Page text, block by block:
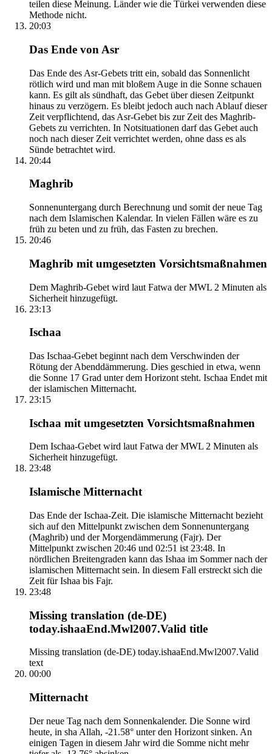
teilen diese Meinung. Länder wie die Türkei verwenden diese
Methode nicht.
20:03
Das Ende von Asr
Das Ende des Asr-Gebets tritt ein, sobald das Sonnenlicht
rötlich wird und man mit bloßem Auge in die Sonne schauen
kann. Es gilt als sündhaft, das Gebet über diesen Zeitpunkt
hinaus zu verzögern. Es bleibt jedoch auch nach Ablauf dieser
Zeit verpflichtend, das Asr-Gebet bis zur Zeit des Maghrib-
Gebets zu verrichten. In Notsituationen darf das Gebet auch
noch nach dieser Zeit verrichtet werden, ohne dass es als
Sünde betrachtet wird.
20:44
Maghrib
Sonnenuntergang durch Berechnung und somit der neue Tag
nach dem Islamischen Kalendar. In vielen Fällen wäre es zu
früh zu beten und zu früh, das Fasten zu brechen.
20:46
Maghrib mit umgesetzten Vorsichtsmaßnahmen
Dem Maghrib-Gebet wird laut Fatwa der MWL 2 Minuten als
Sicherheit hinzugefügt.
23:13
Ischaa
Das Ischaa-Gebet beginnt nach dem Verschwinden der
Rötung der Abenddämmerung. Dies geschied in etwa, wenn
die Sonne 17 Grad unter dem Horizont steht. Ischaa Endet mit
der islamischen Mitternacht.
23:15
Ischaa mit umgesetzten Vorsichtsmaßnahmen
Dem Ischaa-Gebet wird laut Fatwa der MWL 2 Minuten als
Sicherheit hinzugefügt.
23:48
Islamische Mitternacht
Das Ende der Ischaa-Zeit. Die islamische Mitternacht bezieht
sich auf den Mittelpunkt zwischen dem Sonnenuntergang
(Maghrib) und der Morgendämmerung (Fajr). Der
Mittelpunkt zwischen 20:46 und 02:51 ist 23:48. In
nördlichen Breitengraden kann das Ishaa im Sommer nach der
islamischen Mitternacht sein. In diesem Fall erstreckt sich die
Zeit für Ishaa bis Fajr.
23:48
Missing translation (de-DE)
today.ishaaEnd.Mwl2007.Valid title
Missing translation (de-DE) today.ishaaEnd.Mwl2007.Valid
text
00:00
Mitternacht
Der neue Tag nach dem Sonnenkalender. Die Sonne wird
heute, in sha Allah, -21.58° unter den Horizont sinken. An
einigen Tagen in diesem Jahr wird die Somme nicht mehr